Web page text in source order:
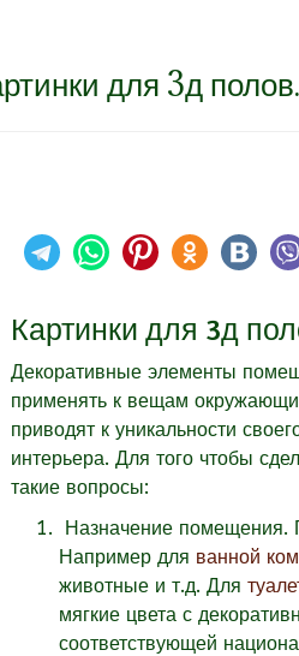
для 3д
Картинки для 3д
Декоративные элементы
применять к вещам
приводят к уникальности
интерьера. Для того чтобы
такие вопросы:
Назначение помещения.
Например для ванной
животные и т.д. Для
мягкие цвета с
соответствующей